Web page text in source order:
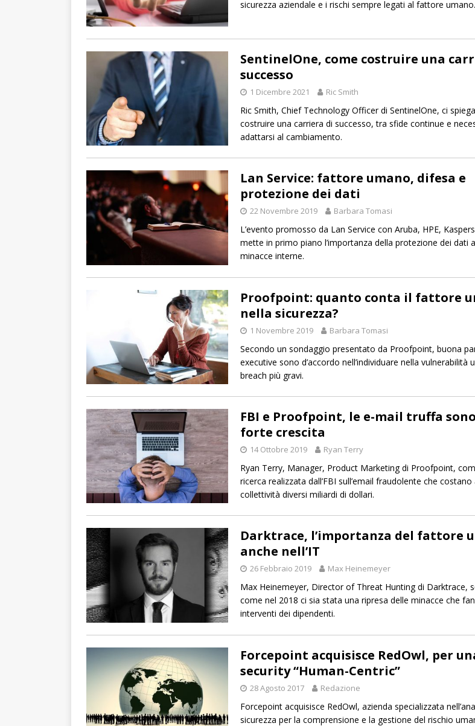
sicurezza aziendale e i rischi sempre legati al fattore umano.
SentinelOne, come costruire una
successo
1 Dicembre 2021 Ric Smith
Ric Smith, Chief Technology Officer di SentinelOne, ci
costruire una carriera di successo, tra sfide continue e
adattarsi al cambiamento.
Lan Service: fattore umano, difesa e
protezione dei dati
22 Novembre 2019 Barbara Tomasi
L’evento promosso da Lan Service con Aruba, HPE,
mette in primo piano l’importanza della protezione dei dati
minacce interne.
Proofpoint: quanto conta il fattore
nella sicurezza?
1 Novembre 2019 Barbara Tomasi
Secondo un sondaggio presentato da Proofpoint, buona
executive sono d’accordo nell’individuare nella vulnerabilità
breach più gravi.
FBI e Proofpoint, le e-mail truffa
forte crescita
14 Ottobre 2019 Ryan Terry
Ryan Terry, Manager, Product Marketing di Proofpoint,
ricerca realizzata dall’FBI sull’email fraudolente che costano
collettività diversi miliardi di dollari.
Darktrace, l’importanza del fattore
anche nell’IT
26 Febbraio 2019 Max Heinemeyer
Max Heinemeyer, Director of Threat Hunting di Darktrace,
come nel 2018 ci sia stata una ripresa delle minacce che
interventi dei dipendenti.
Forcepoint acquisisce RedOwl, per
security “Human-Centric”
28 Agosto 2017 Redazione
Forcepoint acquisisce RedOwl, azienda specializzata
sicurezza per la comprensione e la gestione del rischio